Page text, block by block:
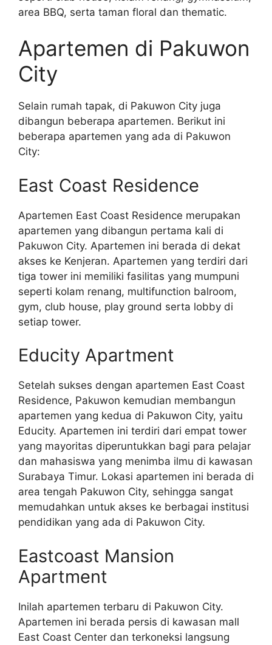
area BBQ, serta taman floral dan thematic.
Apartemen di Pakuwon
City
Selain rumah tapak, di Pakuwon City juga
dibangun beberapa apartemen. Berikut ini
beberapa apartemen yang ada di Pakuwon
City:
East Coast Residence
Apartemen East Coast Residence merupakan
apartemen yang dibangun pertama kali di
Pakuwon City. Apartemen ini berada di dekat
akses ke Kenjeran. Apartemen yang terdiri dari
tiga tower ini memiliki fasilitas yang mumpuni
seperti kolam renang, multifunction balroom,
gym, club house, play ground serta lobby di
setiap tower.
Educity Apartment
Setelah sukses dengan apartemen East Coast
Residence, Pakuwon kemudian membangun
apartemen yang kedua di Pakuwon City, yaitu
Educity. Apartemen ini terdiri dari empat tower
yang mayoritas diperuntukkan bagi para pelajar
dan mahasiswa yang menimba ilmu di kawasan
Surabaya Timur. Lokasi apartemen ini berada di
area tengah Pakuwon City, sehingga sangat
memudahkan untuk akses ke berbagai institusi
pendidikan yang ada di Pakuwon City.
Eastcoast Mansion
Apartment
Inilah apartemen terbaru di Pakuwon City.
Apartemen ini berada persis di kawasan mall
East Coast Center dan terkoneksi langsung